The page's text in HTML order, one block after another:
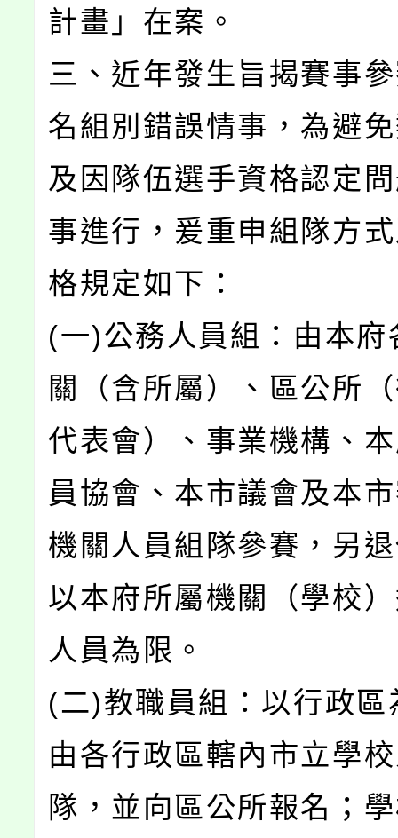
計畫」在案。
三、近年發生旨揭賽事
名組別錯誤情事，為避
及因隊伍選手資格認定
事進行，爰重申組隊方
格規定如下：
(一)公務人員組：由本府
關（含所屬）、區公所
代表會）、事業機構、
員協會、本市議會及本
機關人員組隊參賽，另
以本府所屬機關（學校
人員為限。
(二)教職員組：以行政區
由各行政區轄內市立學
隊，並向區公所報名；